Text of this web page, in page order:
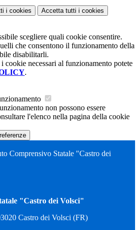
i cookies Accetta tutti i cookies
scegliere quali cookie consentire.
che consentono il funzionamento della
disabilitarli.
cookie necessari al funzionamento potete
.
non possono essere
l'elenco nella pagina della cookie
Comprensivo Statale "Castro dei
"Castro dei Volsci"
Castro dei Volsci (FR)